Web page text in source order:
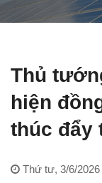
Thủ
hiện
thúc đẩy
Thứ tư, 3/6/